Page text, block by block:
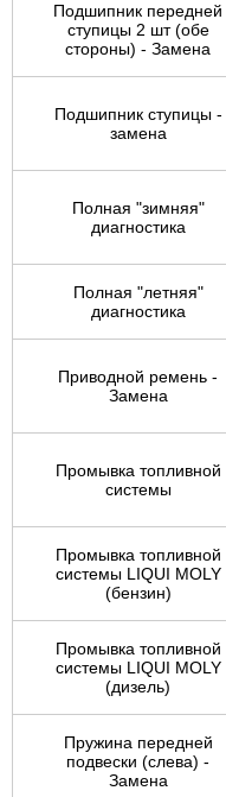
Подшипник передней
ступицы 2 шт (обе
стороны) - Замена
Подшипник ступицы -
замена
Полная "зимняя"
диагностика
Полная "летняя"
диагностика
Приводной ремень -
Замена
Промывка топливной
системы
Промывка топливной
системы LIQUI MOLY
(бензин)
Промывка топливной
системы LIQUI MOLY
(дизель)
Пружина передней
подвески (слева) -
Замена